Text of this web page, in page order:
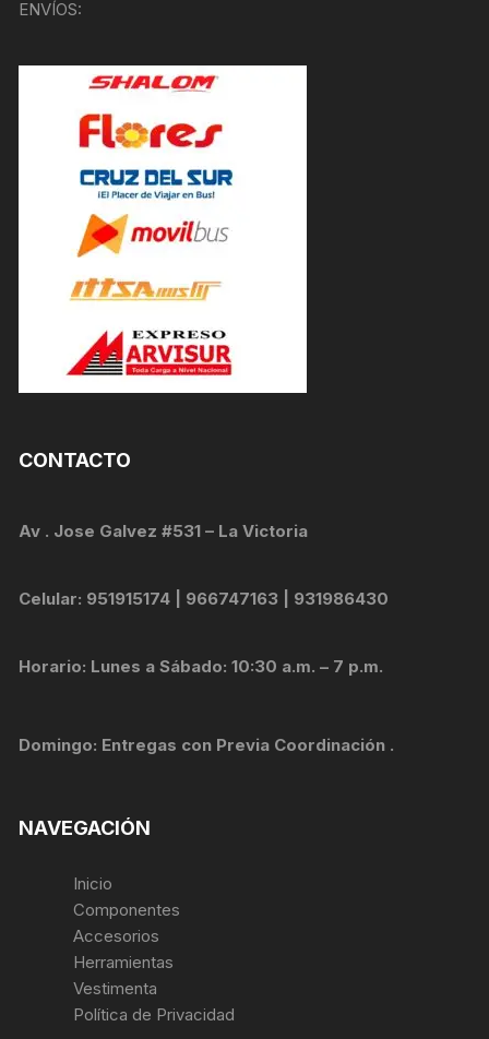
ENVÍOS:
CONTACTO
Av . Jose Galvez #531 – La Victoria
Celular: 951915174 | 966747163 | 931986430
Horario: Lunes a Sábado: 10:30 a.m. – 7 p.m.
Domingo: Entregas con Previa Coordinación .
NAVEGACIÓN
Inicio
Componentes
Accesorios
Herramientas
Vestimenta
Política de Privacidad